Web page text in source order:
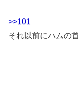
>>101
それ以前にハムの